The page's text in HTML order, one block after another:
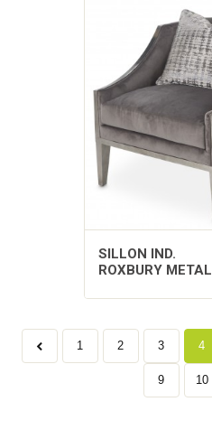
SILLON IND.
ROXBURY METAL
1 2 3 4
9 10